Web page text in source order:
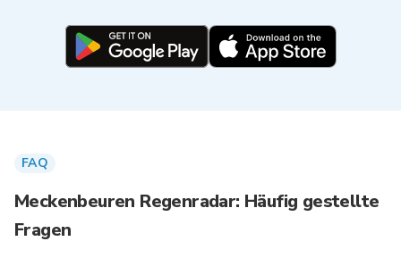
FAQ
Meckenbeuren Regenradar: Häufig gestellte
Fragen